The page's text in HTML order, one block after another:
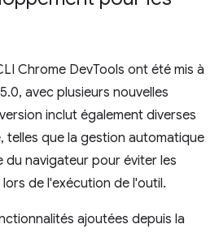
Chrome DevTools ont été mis à
avec plusieurs nouvelles
inclut également diverses
telles que la gestion automatique
navigateur pour éviter les
de l'exécution de l'outil.
ajoutées depuis la